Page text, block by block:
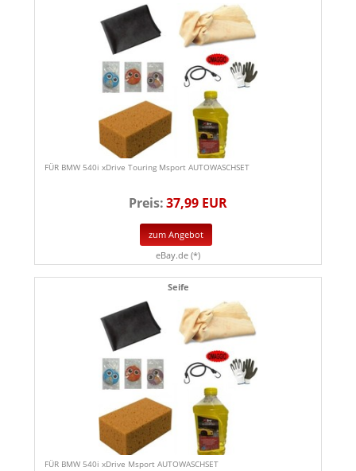
FÜR BMW 540i xDrive Touring Msport AUTOWASCHSET
Preis:37,99 EUR
zum Angebot
eBay.de (*)
Seife
FÜR BMW 540i xDrive Msport AUTOWASCHSET